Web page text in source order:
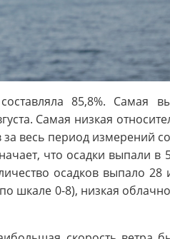
85,8%. Самая
Самая низкая
весь период измерений
что осадки выпали в
осадков выпало 28
шкале 0-8), низкая